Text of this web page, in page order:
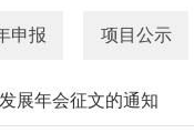
申报 项目公示
展年会征文的通知